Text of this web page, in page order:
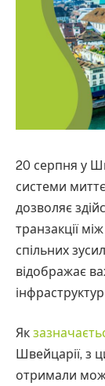
20 серпня у
системи
дозволяє
транзакції
спільних
відображає
Як
Швейцарії, з
отримали